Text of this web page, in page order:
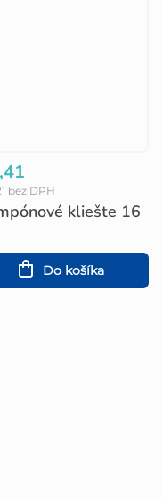
kliešte 16
bez DPH
Do košíka